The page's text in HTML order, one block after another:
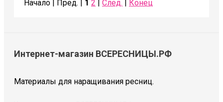
Начало | Пред. | 1 2 След. Конец
Интернет-магазин ВСЕРЕСНИЦЫ.РФ
Материалы для наращивания ресниц.